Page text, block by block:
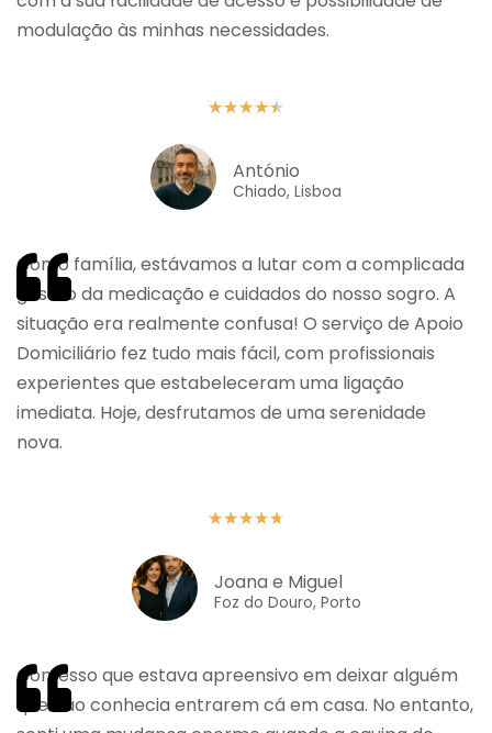
modulação às minhas necessidades.
★★★★★
António
Chiado, Lisboa
Como família, estávamos a lutar com a complicada
gestão da medicação e cuidados do nosso sogro. A
situação era realmente confusa! O serviço de Apoio
Domiciliário fez tudo mais fácil, com profissionais
experientes que estabeleceram uma ligação
imediata. Hoje, desfrutamos de uma serenidade
nova.
★★★★★
Joana e Miguel
Foz do Douro, Porto
Confesso que estava apreensivo em deixar alguém
que não conhecia entrarem cá em casa. No entanto,